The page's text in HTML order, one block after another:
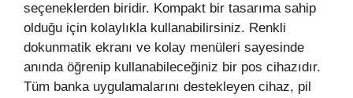
seçeneklerden biridir. Kompakt bir tasarıma sahip
olduğu için kolaylıkla kullanabilirsiniz. Renkli
dokunmatik ekranı ve kolay menüleri sayesinde
anında öğrenip kullanabileceğiniz bir pos cihazıdır.
Tüm banka uygulamalarını destekleyen cihaz, pil